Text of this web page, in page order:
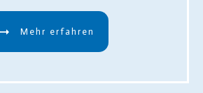
Mehr erfahren